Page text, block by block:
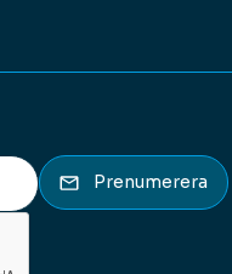
Prenumerera